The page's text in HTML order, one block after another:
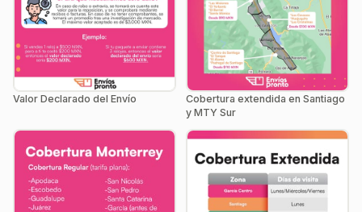
Valor Declarado del Envío
Cobertura extendida en Santiago
y MTY Sur